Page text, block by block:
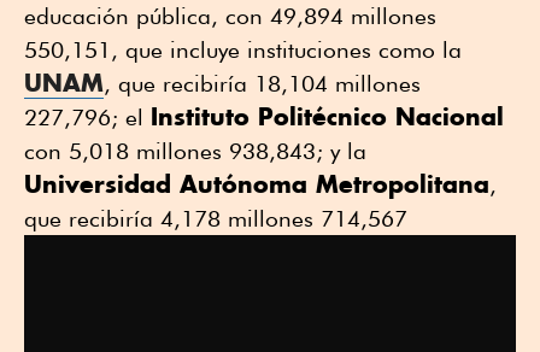
educación pública, con 49,894 millones
550,151, que incluye instituciones como la
UNAM, que recibiría 18,104 millones
227,796; el Instituto Politécnico Nacional
con 5,018 millones 938,843; y la
Universidad Autónoma Metropolitana,
que recibiría 4,178 millones 714,567